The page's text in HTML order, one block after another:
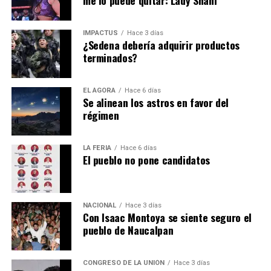
IMPACTUS Hace 3 días
¿Sedena debería adquirir productos
terminados?
EL ÁGORA Hace 6 días
Se alinean los astros en favor del
régimen
LA FERIA Hace 6 días
El pueblo no pone candidatos
NACIONAL Hace 3 días
Con Isaac Montoya se siente seguro el
pueblo de Naucalpan
CONGRESO DE LA UNIÓN Hace 3 días